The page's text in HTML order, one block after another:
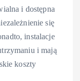
i dostępna
się
instalacje
i mają
koszty